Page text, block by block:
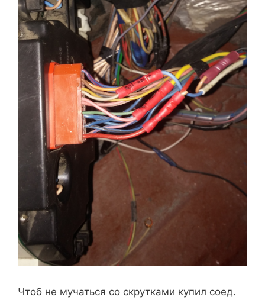
Чтоб не мучаться со скрутками купил соед.